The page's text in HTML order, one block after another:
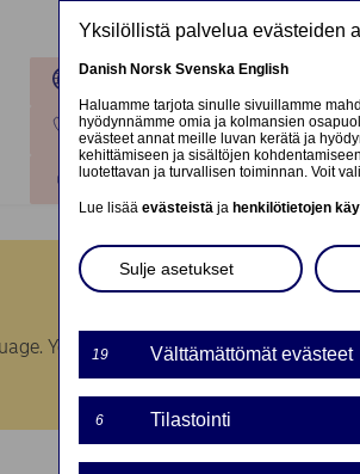
Ota yhteyttä
Kirjaudu
Tietoa meistä
You will be taken to a related page.
Yksilöllistä palvelua evästeiden
Danish Norsk Svenska English
Haluamme tarjota sinulle sivuillamme
hyödynnämme omia ja kolmansien
evästeet annat meille luvan kerätä ja
kehittämiseen ja sisältöjen
luotettavan ja turvallisen toiminnan. Voit
Lue lisää evästeistä ja henkilötietojen
Sulje asetukset
19 Välttämättömät evästeet
6 Tilastointi